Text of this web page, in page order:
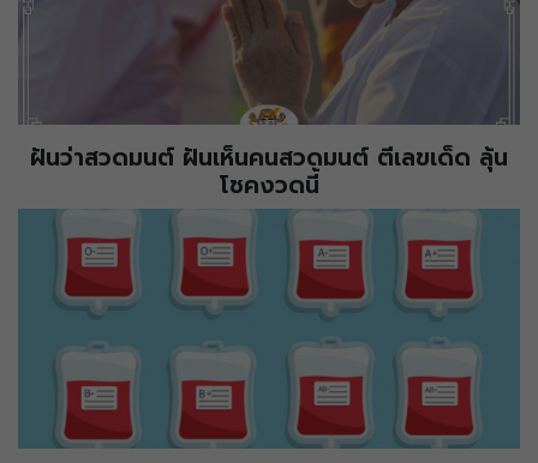
ฝันว่าสวดมนต์ ฝันเห็นคนสวดมนต์ ตีเลขเด็ด ลุ้น
โชคงวดนี้